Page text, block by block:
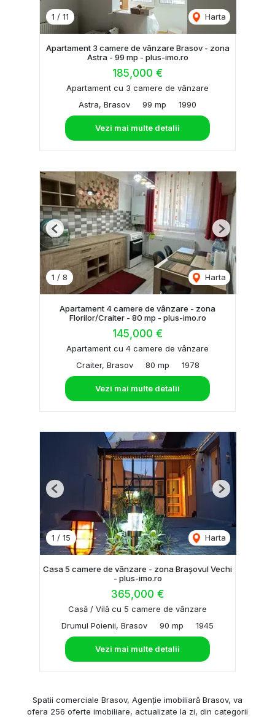
1 / 11 Harta
Apartament 3 camere de vânzare Brasov - zona
Astra - 99 mp - plus-imo.ro
185,000 €
Apartament cu 3 camere de vânzare
Astra, Brasov
99 mp 1990
Vezi mai multe detalii
1 / 8 Harta
Previous Next
Apartament 4 camere de vânzare - zona
Florilor/Craiter - 80 mp - plus-imo.ro
145,000 €
Apartament cu 4 camere de vânzare
Craiter, Brasov
80 mp 1978
Vezi mai multe detalii
1 / 15 Harta
Previous Next
Casa 5 camere de vânzare - zona Brașovul Vechi
- plus-imo.ro
365,000 €
Casă / Vilă cu 5 camere de vânzare
Drumul Poienii, Brasov
90 mp 1945
Vezi mai multe detalii
Spatii comerciale Brasov, Agenție imobiliară Brasov, va
ofera 256 oferte imobiliare, actualizate la zi, din categorii